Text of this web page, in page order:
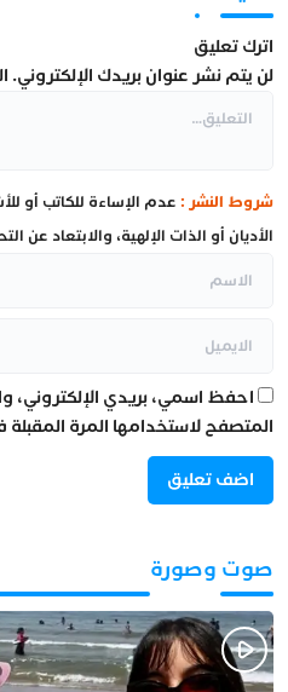
اترك تعليق
لن يتم نشر عنوان بريدك الإلكتروني.
شروط النشر : عدم الإساءة للكاتب أو
الأديان أو الذات الإلهية، والابتعاد عن
احفظ اسمي، بريدي الإلكتروني،
المتصفح لاستخدامها المرة
صوت وصورة